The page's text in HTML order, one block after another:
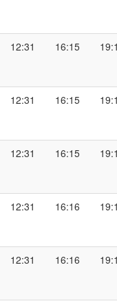
12:31 16:15
12:31 16:15
12:31 16:15
12:31 16:16
12:31 16:16